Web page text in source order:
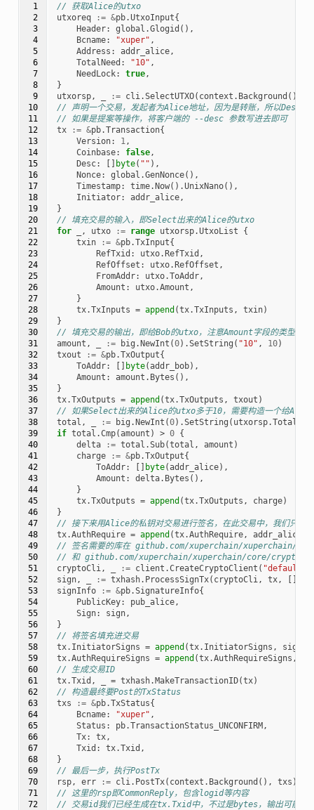
1
2
3
4
5
6
7
8
9
10
11
12
13
14
15
16
17
18
19
20
21
22
23
24
25
26
27
28
29
30
31
32
33
34
35
36
37
38
39
40
41
42
43
44
45
46
47
48
49
50
51
52
53
54
55
56
57
58
59
60
61
62
63
64
65
66
67
68
69
70
71
72
// 获取Alice的utxo
utxoreq
:= &pb.UtxoInput{
Header: global .Glogid (),
Bcname: "xuper" ,
Address : addr_alice,
TotalNeed : "10" ,
NeedLock: true,
}
utxorsp, := cli.SelectUTXO( context . Background (),
// 声明一个交易，发起者为Alice地址，因为是转账，所以Desc字
// 如果是提案等操作，将客户端的 --desc 参数写进去即可
tx
:= &pb.Transaction{
Version: 1,
Coinbase: false,
Desc: [] byte( "" ),
Nonce: global .GenNonce(),
Timestamp: time.Now().UnixNano(),
Initiator: addr_alice,
}
// 填充交易的输入，即Select出来的Alice的utxo
for
, utxo := range utxorsp.UtxoList
{
txin
:= &pb.TxInput{
RefTxid : utxo.RefTxid ,
RefOffset : utxo.RefOffset ,
FromAddr: utxo.ToAddr,
Amount : utxo.Amount ,
}
tx.TxInputs = append (tx.TxInputs , txin)
}
// 填充交易的输出，即给Bob的utxo，注意Amount字段的类型
amount , := big .NewInt (0).SetString ( "10" , 10)
txout
:= &pb.TxOutput{
ToAddr: [] byte(addr_bob),
Amount : amount . Bytes (),
}
tx.TxOutputs = append (tx.TxOutputs , txout )
// 如果Select出来的Alice的utxo多于10，需要构造一个给Alice
total , := big .NewInt (0).SetString ( utxorsp.
if total .Cmp(amount ) > 0 {
delta
:= total .Sub(total , amount )
charge
:= &pb.TxOutput{
ToAddr: [] byte(addr_alice),
Amount : delta. Bytes (),
}
tx.TxOutputs = append (tx.TxOutputs , charge)
}
// 接下来用Alice的私钥对交易进行签名，在此交易中，我们只需
tx.AuthRequire = append (tx.AuthRequire, addr_alice
// 签名需要的库在 github.com/xuperchain/xuperchain/
// 和 github.com/xuperchain/xuperchain/core/crypto/
cryptoCli, := client .CreateCryptoClient ( "default"
sign, := txhash. ProcessSignTx( cryptoCli, tx, []
signInfo
:= &pb.SignatureInfo{
PublicKey: pub_alice,
Sign: sign,
}
// 将签名填充进交易
tx. InitiatorSigns = append (tx. InitiatorSigns ,
tx.AuthRequireSigns = append (tx.AuthRequireSigns ,
// 生成交易ID
tx.Txid , = txhash.MakeTransactionID(tx)
// 构造最终要Post的TxStatus
txs
:= &pb.TxStatus{
Bcname: "xuper" ,
Status : pb.TransactionStatus_UNCONFIRM,
Tx: tx,
Txid : tx.Txid ,
}
// 最后一步，执行PostTx
rsp, err := cli. PostTx( context . Background (), txs )
// 这里的rsp即CommonReply，包含logid等内容
// 交易id我们已经生成在tx.Txid中，不过是bytes，输出可能需